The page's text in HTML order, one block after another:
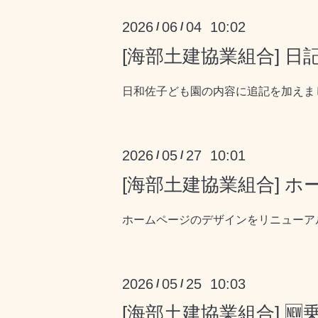
2026 /06 /04 10:02
[海部土建協業組合]
日和佐子ども園の内容に追記を加え
2026 /05 / 27 10:01
[海部土建協業組合] ホ
ホームページのデザインをリニュー
2026 /05 / 25 10:03
[海部土建協業組合] 🆕